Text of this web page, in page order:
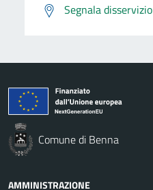
Segnala disservizio
Comune di Benna
AMMINISTRAZIONE